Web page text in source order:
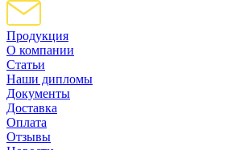
Продукция
О компании
Статьи
Наши дипломы
Документы
Доставка
Оплата
Отзывы